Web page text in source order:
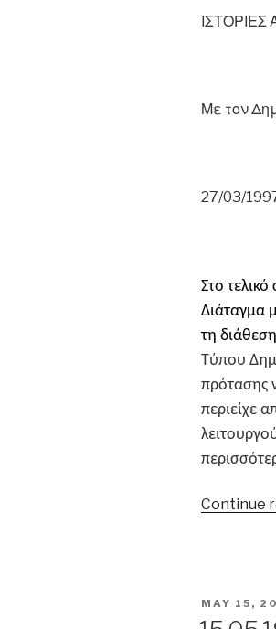
ΙΣΤΟΡΙΕΣ
Με τον
27/03/
Στο
Διάταγμα
τη
Τύπου
πρότασης
περιείχε
Continue
POSTED
MAY 15,